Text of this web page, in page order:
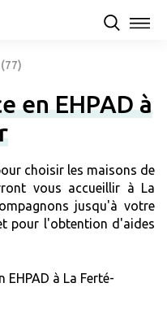
en EHPAD à
choisir les maisons de
vous accueillir à La
jusqu'à votre
pour l'obtention d'aides
EHPAD à La Ferté-